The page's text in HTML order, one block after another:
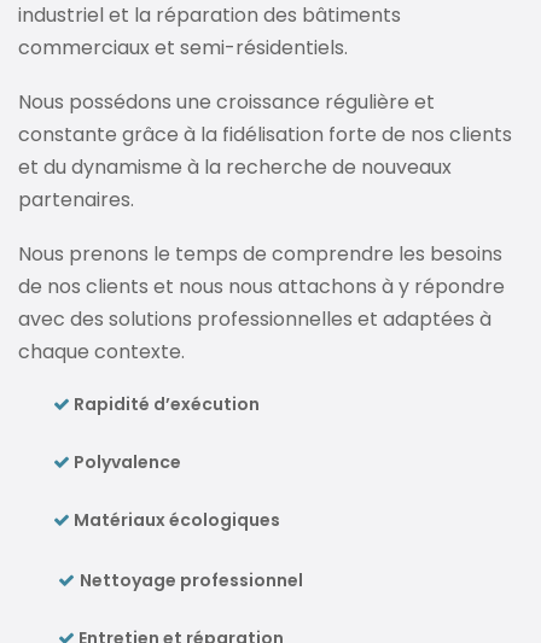
industriel et la réparation des bâtiments
commerciaux et semi-résidentiels.
Nous possédons une croissance régulière et
constante grâce à la fidélisation forte de nos clients
et du dynamisme à la recherche de nouveaux
partenaires.
Nous prenons le temps de comprendre les besoins
de nos clients et nous nous attachons à y répondre
avec des solutions professionnelles et adaptées à
chaque contexte.
Rapidité d’exécution
Polyvalence
Matériaux écologiques
Nettoyage professionnel
Entretien et réparation